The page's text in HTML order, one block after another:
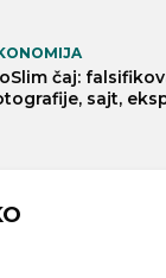
čaj:
sajt,